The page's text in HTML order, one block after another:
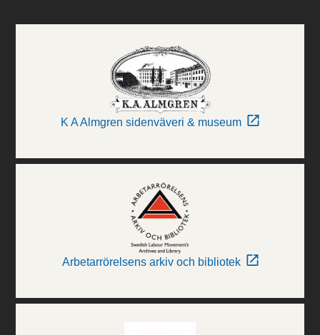
K A Almgren sidenväveri & museum
Arbetarrörelsens arkiv och bibliotek